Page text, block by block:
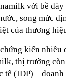
với bề
song mức
của thương
kiến nhiều
thị trường còn
tế (IDP) –